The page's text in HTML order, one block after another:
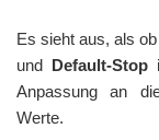
Es sieht aus, als
und Default-Stop
Anpassung an
Werte.